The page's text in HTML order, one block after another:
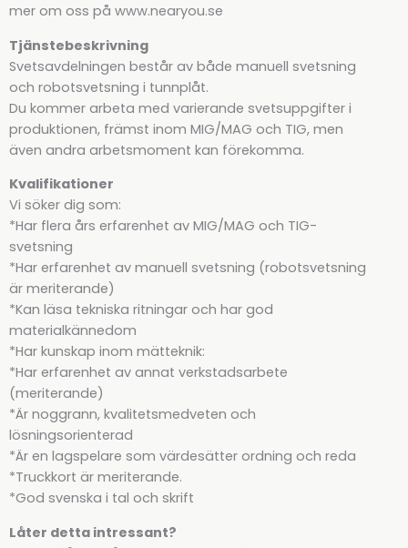
mer om oss på www.nearyou.se
Tjänstebeskrivning
Svetsavdelningen består av både manuell svetsning
och robotsvetsning i tunnplåt.
Du kommer arbeta med varierande svetsuppgifter i
produktionen, främst inom MIG/MAG och TIG, men
även andra arbetsmoment kan förekomma.
Kvalifikationer
Vi söker dig som:
*Har flera års erfarenhet av MIG/MAG och TIG-
svetsning
*Har erfarenhet av manuell svetsning (robotsvetsning
är meriterande)
*Kan läsa tekniska ritningar och har god
materialkännedom
*Har kunskap inom mätteknik:
*Har erfarenhet av annat verkstadsarbete
(meriterande)
*Är noggrann, kvalitetsmedveten och
lösningsorienterad
*Är en lagspelare som värdesätter ordning och reda
*Truckkort är meriterande.
*God svenska i tal och skrift
Låter detta intressant?